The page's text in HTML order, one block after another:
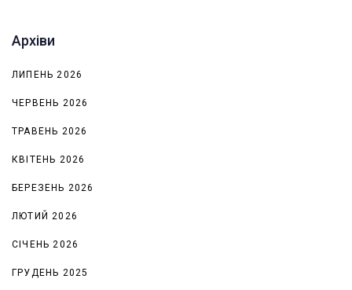
Архіви
ЛИПЕНЬ 2026
ЧЕРВЕНЬ 2026
ТРАВЕНЬ 2026
КВІТЕНЬ 2026
БЕРЕЗЕНЬ 2026
ЛЮТИЙ 2026
СІЧЕНЬ 2026
ГРУДЕНЬ 2025